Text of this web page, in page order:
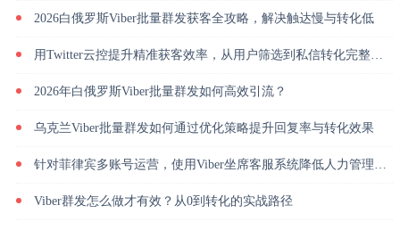
2026白俄罗斯Viber批量群发获客全攻略，解决触达慢与转化低
用Twitter云控提升精准获客效率，从用户筛选到私信转化完整解析
2026年白俄罗斯Viber批量群发如何高效引流？
乌克兰Viber批量群发如何通过优化策略提升回复率与转化效果
针对菲律宾多账号运营，使用Viber坐席客服系统降低人力管理成本
Viber群发怎么做才有效？从0到转化的实战路径